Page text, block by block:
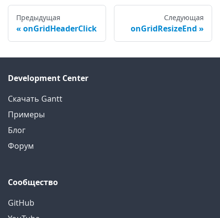
Предыдущая
onGridHeaderClick
Следующая
onGridResizeEnd
Development Center
Скачать Gantt
Примеры
Блог
Форум
Сообщество
GitHub